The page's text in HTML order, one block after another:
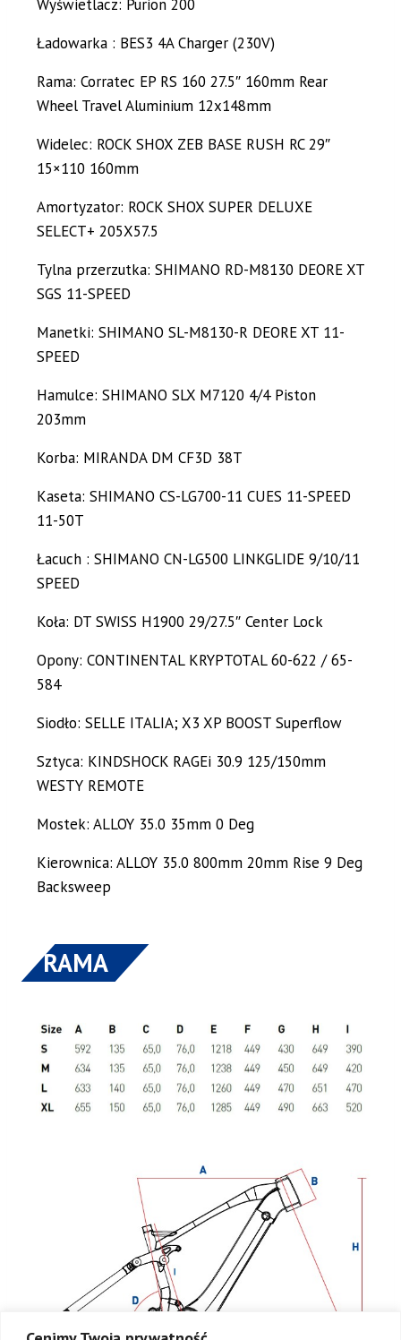
Wyświetlacz: Purion 200
Ładowarka : BES3 4A Charger (230V)
Rama: Corratec EP RS 160 27.5″ 160mm Rear
Wheel Travel Aluminium 12x148mm
Widelec: ROCK SHOX ZEB BASE RUSH RC 29″
15×110 160mm
Amortyzator: ROCK SHOX SUPER DELUXE
SELECT+ 205X57.5
Tylna przerzutka: SHIMANO RD-M8130 DEORE XT
SGS 11-SPEED
Manetki: SHIMANO SL-M8130-R DEORE XT 11-
SPEED
Hamulce: SHIMANO SLX M7120 4/4 Piston
203mm
Korba: MIRANDA DM CF3D 38T
Kaseta: SHIMANO CS-LG700-11 CUES 11-SPEED
11-50T
Łacuch : SHIMANO CN-LG500 LINKGLIDE 9/10/11
SPEED
Koła: DT SWISS H1900 29/27.5″ Center Lock
Opony: CONTINENTAL KRYPTOTAL 60-622 / 65-
584
Siodło: SELLE ITALIA; X3 XP BOOST Superflow
Sztyca: KINDSHOCK RAGEi 30.9 125/150mm
WESTY REMOTE
Mostek: ALLOY 35.0 35mm 0 Deg
Kierownica: ALLOY 35.0 800mm 20mm Rise 9 Deg
Backsweep
RAMA